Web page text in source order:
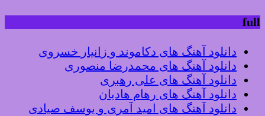
full
دانلود آهنگ های دکاموند و زانیار خسروی
دانلود آهنگ های محمدرضا منصوری
دانلود آهنگ های علی رهبری
دانلود آهنگ های رهام هادیان
دانلود آهنگ های امید آمری و یوسف صیادی